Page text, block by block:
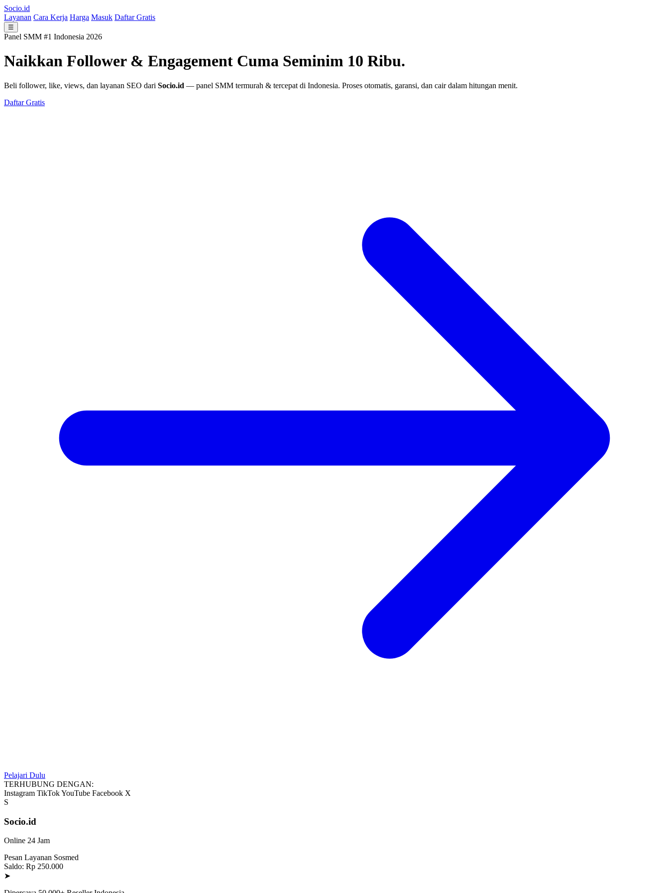
Socio.id
Layanan Cara Kerja Harga Masuk Daftar Gratis
☰
Panel SMM #1 Indonesia 2026
Naikkan Follower & Engagement Cuma Seminim 10 Ribu.
Beli follower, like, views, dan layanan SEO dari Socio.id — panel SMM termurah & tercepat di Indonesia. Proses otomatis, garansi, dan cair dalam hitungan menit.
Daftar Gratis
Pelajari Dulu
TERHUBUNG DENGAN:
Instagram TikTokYouTube Facebook X
S
Socio.id
Online 24 Jam
Pesan Layanan Sosmed
Saldo: Rp 250.000
➤